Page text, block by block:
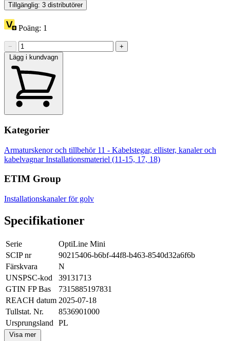
Tillgänglig: 3 distributörer
Poäng: 1
−
+
Lägg i kundvagn
Kategorier
Armaturskenor och tillbehör 11 - Kabelstegar, ellister, kanaler och
kabelvagnarInstallationsmateriel (11-15, 17, 18)
ETIM Group
Installationskanaler för golv
Specifikationer
Serie
OptiLine Mini
SCIP nr
90215406-b6bf-44f8-b463-8540d32a6f6b
Färskvara
N
UNSPSC-kod
39131713
GTIN FP Bas
7315885197831
REACH datum 2025-07-18
Tullstat. Nr.
8536901000
Ursprungsland
PL
Visa mer